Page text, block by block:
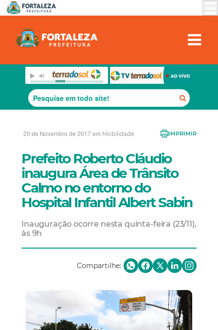
20 de Novembro de 2017 em Mobilidade IMPRIMIR
Prefeito Roberto Cláudio
inaugura Área de Trânsito
Calmo no entorno do
Hospital Infantil Albert Sabin
Inauguração ocorre nesta quinta-feira (23/11),
às 9h
Compartilhe: